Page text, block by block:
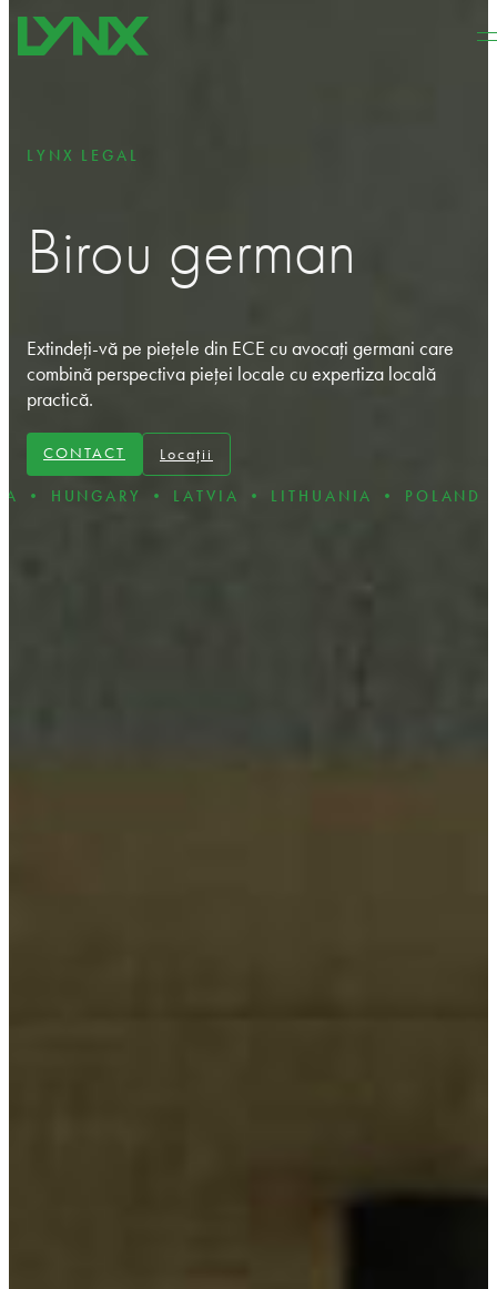
Sari la conținutul principal
LYNX LEGAL
Birou german
Extindeți-vă pe piețele din ECE cu avocați germani care
combină perspectiva pieței locale cu expertiza locală
practică.
CONTACT Locații
• LATVIA • LITHUANIA • POLAND •